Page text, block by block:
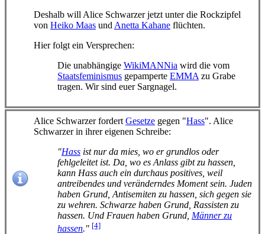
Deshalb will Alice Schwarzer jetzt unter die Rockzipfel
von Heiko Maas und Anetta Kahane flüchten.
Hier folgt ein Versprechen:
Die unabhängige WikiMANNia wird die vom
Staatsfeminismus gepamperte EMMA zu Grabe
tragen. Wir sind euer Sargnagel.
Alice Schwarzer fordert Gesetze gegen "Hass". Alice
Schwarzer in ihrer eigenen Schreibe:
"Hass ist nur da mies, wo er grundlos oder
fehlgeleitet ist. Da, wo es Anlass gibt zu hassen,
kann Hass auch ein durchaus positives, weil
antreibendes und veränderndes Moment sein. Juden
haben Grund, Antisemiten zu hassen, sich gegen sie
zu wehren. Schwarze haben Grund, Rassisten zu
hassen. Und Frauen haben Grund, Männer zu
hassen." [4]